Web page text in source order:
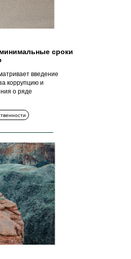
сроки
введение
коррупцию и
о ряде